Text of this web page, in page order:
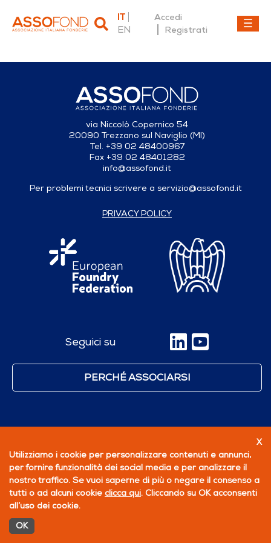
IT
EN
Accedi
Registrati
via Niccolò Copernico 54
20090 Trezzano sul Naviglio (MI)
Tel. +39 02 48400967
Fax +39 02 48401282
info@assofond.it
Per problemi tecnici scrivere a servizio@assofond.it
PRIVACY POLICY
Seguici su
PERCHÉ ASSOCIARSI
X
Utilizziamo i cookie per personalizzare contenuti e annunci,
per fornire funzionalità dei social media e per analizzare il
nostro traffico. Se vuoi saperne di più o negare il consenso a
tutti o ad alcuni cookie clicca qui. Cliccando su OK acconsenti
all’uso dei cookie.
OK